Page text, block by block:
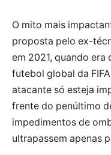
O mito mais
proposta pelo ex-
em 2021, quando era
futebol global da
atacante só esteja
frente do penúltimo
impedimentos de
ultrapassem apenas